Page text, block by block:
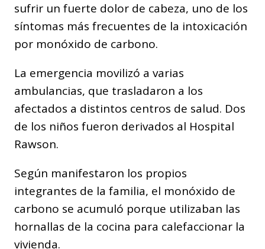
sufrir un fuerte dolor de cabeza, uno de los
síntomas más frecuentes de la intoxicación
por monóxido de carbono.
La emergencia movilizó a varias
ambulancias, que trasladaron a los
afectados a distintos centros de salud. Dos
de los niños fueron derivados al Hospital
Rawson.
Según manifestaron los propios
integrantes de la familia, el monóxido de
carbono se acumuló porque utilizaban las
hornallas de la cocina para calefaccionar la
vivienda.